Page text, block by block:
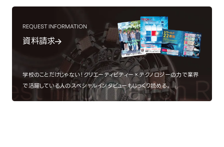
REQUEST INFORMATION
資料請求
学校のことだけじゃない！クリエーティビティー×テクノロジーの力で業界
で活躍している人のスペシャルインタビューもじっくり読める。
Information